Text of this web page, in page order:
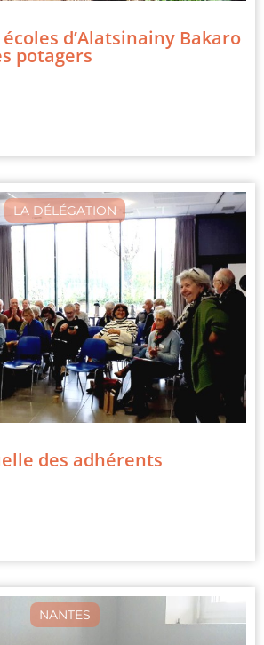
d’Alatsinainy Bakaro
potagers
LA DÉLÉGATION
des adhérents
NANTES